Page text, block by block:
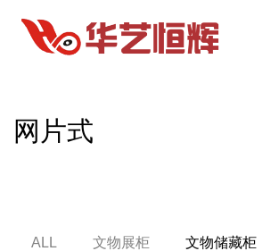
网片式
ALL 文物展柜 文物储藏柜